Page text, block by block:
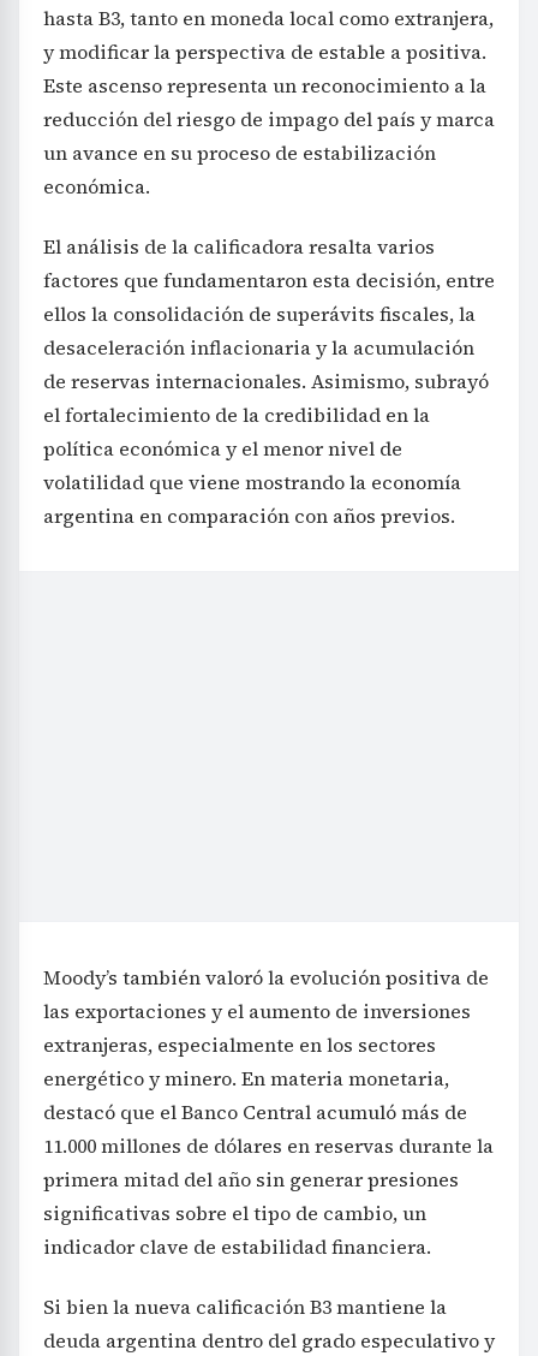
hasta B3, tanto en moneda local como extranjera,
y modificar la perspectiva de estable a positiva.
Este ascenso representa un reconocimiento a la
reducción del riesgo de impago del país y marca
un avance en su proceso de estabilización
económica.
El análisis de la calificadora resalta varios
factores que fundamentaron esta decisión, entre
ellos la consolidación de superávits fiscales, la
desaceleración inflacionaria y la acumulación
de reservas internacionales. Asimismo, subrayó
el fortalecimiento de la credibilidad en la
política económica y el menor nivel de
volatilidad que viene mostrando la economía
argentina en comparación con años previos.
Moody’s también valoró la evolución positiva de
las exportaciones y el aumento de inversiones
extranjeras, especialmente en los sectores
energético y minero. En materia monetaria,
destacó que el Banco Central acumuló más de
11.000 millones de dólares en reservas durante la
primera mitad del año sin generar presiones
significativas sobre el tipo de cambio, un
indicador clave de estabilidad financiera.
Si bien la nueva calificación B3 mantiene la
deuda argentina dentro del grado especulativo y